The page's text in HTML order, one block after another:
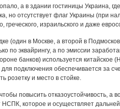
а в здании гостиницы Украина,
отсутствует флаг Украины (при
греческого, израильского и даже
в Москве, а второй в
по эквайрингу, а по эмиссии
банков) используется китайское
подключения обеспечивается за
розетку и место в стойке.
повысить отказоустойчивость,
которое и осуществляет